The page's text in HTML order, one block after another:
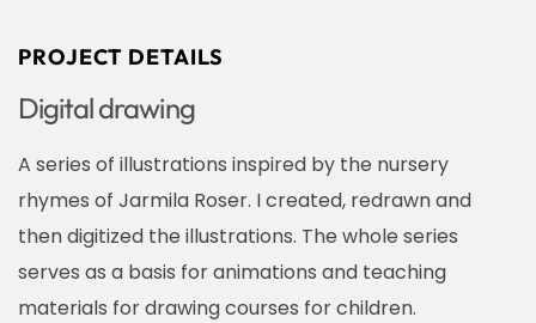
PROJECT DETAILS
Digital drawing
A series of illustrations inspired by the nursery
rhymes of Jarmila Roser. I created, redrawn and
then digitized the illustrations. The whole series
serves as a basis for animations and teaching
materials for drawing courses for children.